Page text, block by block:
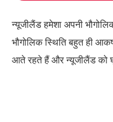
न्यूजीलैंड हमेशा अपनी
भौगोलिक स्थिति बहुत ही
आते रहते हैं और न्यूजीलैंड को